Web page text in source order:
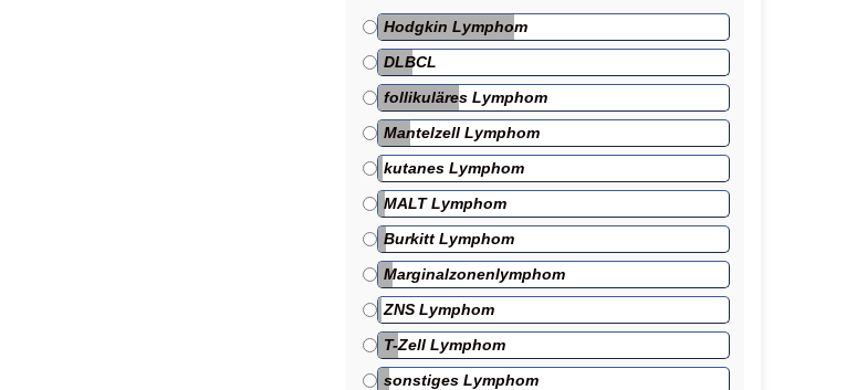
Hodgkin Lymphom
DLBCL
follikuläres Lymphom
Mantelzell Lymphom
kutanes Lymphom
MALT Lymphom
Burkitt Lymphom
Marginalzonenlymphom
ZNS Lymphom
T-Zell Lymphom
sonstiges Lymphom